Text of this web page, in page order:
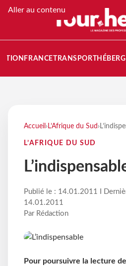
Aller au contenu
FRANCETRANSPORT
Accueil › L’Afrique du Sud ›
L’AFRIQUE DU SUD
Publié le : 14.01.2011 I
14.01.2011
Par Rédaction
Pour poursuivre la lecture